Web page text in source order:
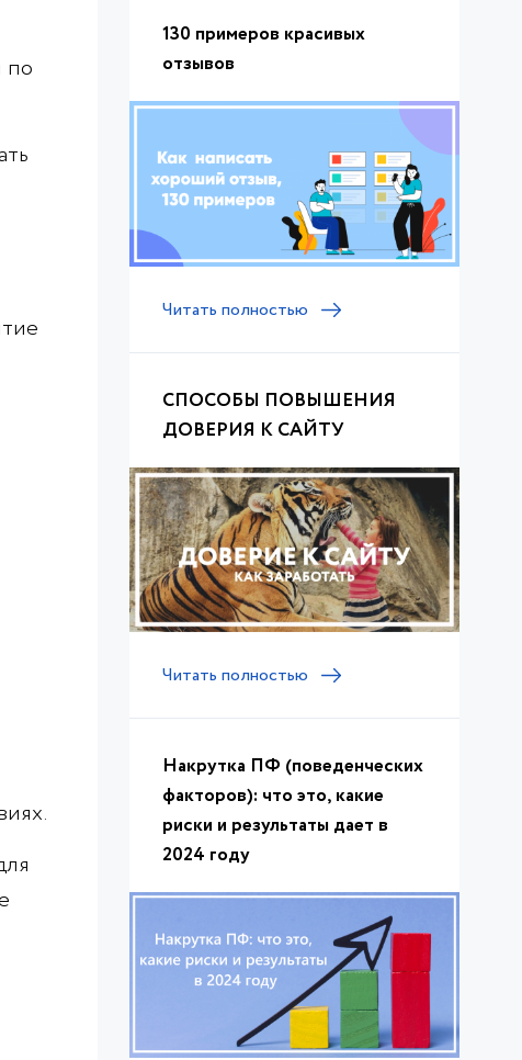
по
130 примеров красивых
отзывов
Читать полностью
СПОСОБЫ ПОВЫШЕНИЯ
ДОВЕРИЯ К САЙТУ
Читать полностью
Накрутка ПФ (поведенческих
факторов): что это, какие
риски и результаты дает в
2024 году